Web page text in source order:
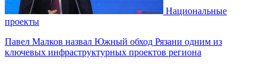
Национальные
проекты
Павел Малков назвал Южный обход Рязани одним из
ключевых инфраструктурных проектов региона